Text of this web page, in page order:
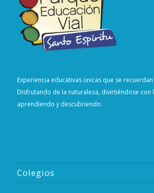
Experiencia educativas únicas que se
Disfrutando de la naturaleza, divirtiéndose con
aprendiendo y descubriendo.
Colegios